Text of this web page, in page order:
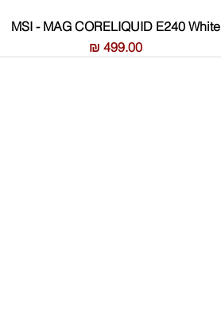
MSI - MAG CORELIQUID E240 White
מחיר‏499.00 ‏₪